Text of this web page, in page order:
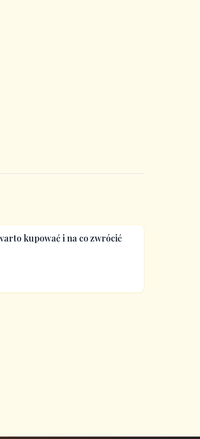
kupować i na co zwrócić